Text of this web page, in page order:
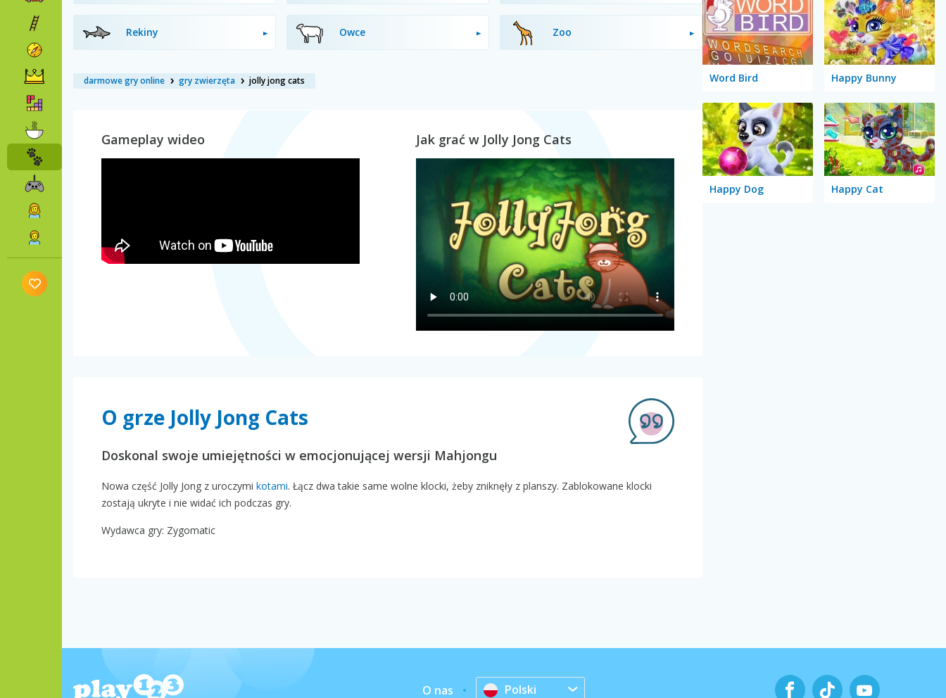
Rekiny Owce Zoo
darmowe gry online gry zwierzęta jolly jong cats
Gameplay wideo Jak grać w Jolly Jong Cats
O grze Jolly Jong Cats
Doskonal swoje umiejętności w emocjonującej wersji Mahjongu
Nowa część Jolly Jong z uroczymi kotami. Łącz dwa takie same wolne klocki, żeby zniknęły z planszy. Zablokowane klocki
zostają ukryte i nie widać ich podczas gry.
Wydawca gry: Zygomatic
Word Bird Happy Bunny
Happy Dog Happy Cat
O nas Polski